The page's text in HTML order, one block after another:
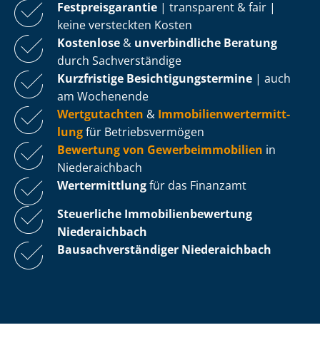
Fest­preis­ga­ran­tie | transparent & fair |
keine versteckten Kosten
Kostenlose & unverbindliche Beratung
durch Sachverständige
Kurzfristige Be­sich­ti­gungs­ter­mi­ne | auch
am Wochenende
Wertgutachten & Im­mo­bi­li­en­wert­ermitt­
lungfür Be­triebs­ver­mö­gen
Bewertung von Ge­wer­be­im­mo­bi­li­en in
Niederaichbach
Wertermittlungfür das Finanzamt
Steuerliche Im­mo­bi­li­en­be­wer­tung
Niederaichbach
Bau­sach­ver­stän­di­ger Niederaichbach